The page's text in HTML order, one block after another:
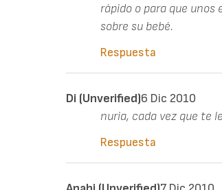
rápido o para que
sobre su bebé.
Respuesta
Di (unverified)6 Dic 2010
nuria, cada vez que te
Respuesta